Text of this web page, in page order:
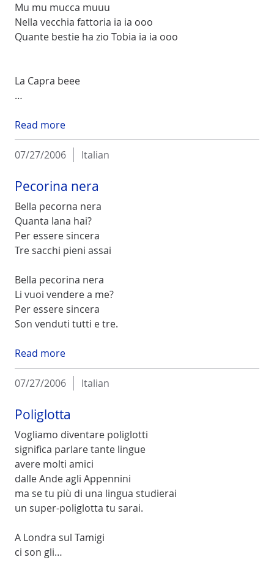
Mu mu mucca muuu
Nella vecchia fattoria ia ia ooo
Quante bestie ha zio Tobia ia ia ooo
La Capra beee
…
Read more
07/27/2006 Italian
Pecorina nera
Bella pecorna nera
Quanta lana hai?
Per essere sincera
Tre sacchi pieni assai
Bella pecorina nera
Li vuoi vendere a me?
Per essere sincera
Son venduti tutti e tre.
Read more
07/27/2006 Italian
Poliglotta
Vogliamo diventare poliglotti
significa parlare tante lingue
avere molti amici
dalle Ande agli Appennini
ma se tu più di una lingua studierai
un super-poliglotta tu sarai.
A Londra sul Tamigi
ci son gli…